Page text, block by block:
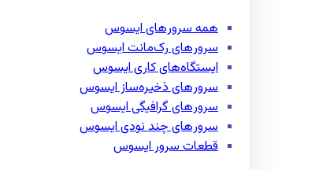
همه سرور‌های ایسوس
سرور‌های رک‌مانت ایسوس
ایستگاه‌های کاری ایسوس
سرور‌های ذخیره‌ساز ایسوس
سرور‌های گرافیگی ایسوس
سرور‌های چند نودی ایسوس
قطعات سرور ایسوس